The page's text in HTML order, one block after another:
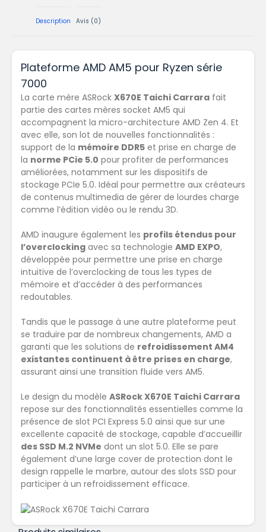
Description Avis (0)
Plateforme AMD AM5 pour Ryzen série
7000
La carte mère ASRock X670E Taichi Carrara fait
partie des cartes mères socket AM5 qui
accompagnent la micro-architecture AMD Zen 4. Et
avec elle, son lot de nouvelles fonctionnalités :
support de la mémoire DDR5 et prise en charge de
la norme PCie 5.0 pour profiter de performances
améliorées, notamment sur les dispositifs de
stockage PCIe 5.0. Idéal pour permettre aux créateurs
de contenus multimedia de gérer de lourdes charge
comme l’édition vidéo ou le rendu 3D.
AMD inaugure également les profils étendus pour
l’overclocking avec sa technologie AMD EXPO,
développée pour permettre une prise en charge
intuitive de l’overclocking de tous les types de
mémoire et d’accéder à des performances
redoutables.
Tandis que le passage à une autre plateforme peut
se traduire par de nombreux changements, AMD a
garanti que les solutions de refroidissement AM4
existantes continuent à être prises en charge,
assurant ainsi une transition fluide vers AM5.
Le design du modèle ASRock X670E Taichi Carrara
repose sur des fonctionnalités essentielles comme la
présence de slot PCI Express 5.0 ainsi que sur une
excellente capacité de stockage, capable d’accueillir
des SSD M.2 NVMe dont un slot 5.0. Elle se pare
également d’une large cover de protection dont le
design rappelle le marbre, autour des slots SSD pour
participer à un refroidissement efficace.